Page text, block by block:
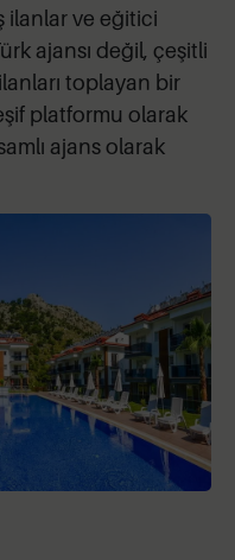
ilanlar ve eğitici
ajansı değil, çeşitli
toplayan bir
platformu olarak
ajans olarak